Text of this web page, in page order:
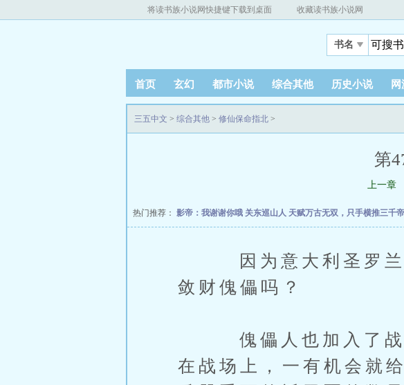
将读书族小说网快捷键下载到桌面 收藏读书族小说网
书名
首页 玄幻 都市小说 综合其他 历史小说
三五中文 > 综合其他 > 修仙保命指北 >
第
上一章
热门推荐： 影帝：我谢谢你哦 关东巡山人 天赋万古无双，只手横推三千帝
因为意大利圣罗兰集
敛财傀儡吗？
傀儡人也加入了战斗
在战场上，一有机会就